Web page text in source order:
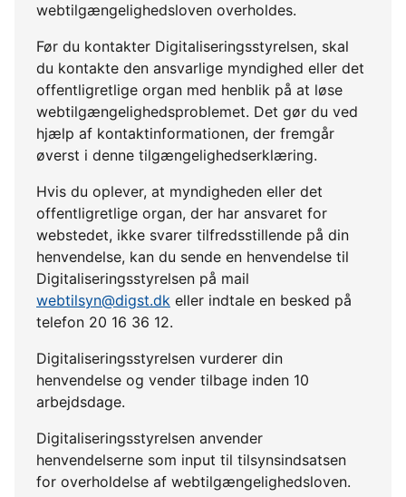
webtilgængelighedsloven overholdes.
Før du kontakter Digitaliseringsstyrelsen, skal
du kontakte den ansvarlige myndighed eller det
offentligretlige organ med henblik på at løse
webtilgængelighedsproblemet. Det gør du ved
hjælp af kontaktinformationen, der fremgår
øverst i denne tilgængelighedserklæring.
Hvis du oplever, at myndigheden eller det
offentligretlige organ, der har ansvaret for
webstedet, ikke svarer tilfredsstillende på din
henvendelse, kan du sende en henvendelse til
Digitaliseringsstyrelsen på mail
webtilsyn@digst.dk eller indtale en besked på
telefon 20 16 36 12.
Digitaliseringsstyrelsen vurderer din
henvendelse og vender tilbage inden 10
arbejdsdage.
Digitaliseringsstyrelsen anvender
henvendelserne som input til tilsynsindsatsen
for overholdelse af webtilgængelighedsloven.